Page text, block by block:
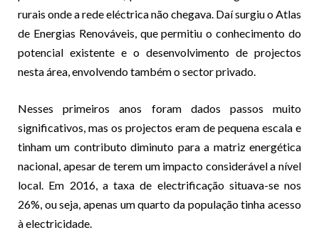
rurais onde a rede eléctrica não chegava. Daí surgiu o Atlas
de Energias Renováveis, que permitiu o conhecimento do
potencial existente e o desenvolvimento de projectos
nesta área, envolvendo também o sector privado.
Nesses primeiros anos foram dados passos muito
significativos, mas os projectos eram de pequena escala e
tinham um contributo diminuto para a matriz energética
nacional, apesar de terem um impacto considerável a nível
local. Em 2016, a taxa de electrificação situava-se nos
26%, ou seja, apenas um quarto da população tinha acesso
à electricidade.